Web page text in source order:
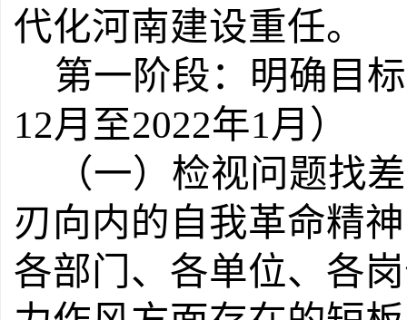
代化河南建设重任。
第一阶段：明确目
12月至2022年1月）
（一）检视问题找
刃向内的自我革命精
各部门、 各单位、各